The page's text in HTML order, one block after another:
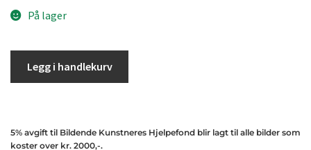
På lager
Legg i handlekurv
5% avgift til Bildende Kunstneres Hjelpefond blir lagt til alle bilder som
koster over kr. 2000,-.